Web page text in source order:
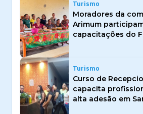
Turismo
Moradores da
Arimum
capacitações do
Turismo
Curso de
capacita
alta adesão em